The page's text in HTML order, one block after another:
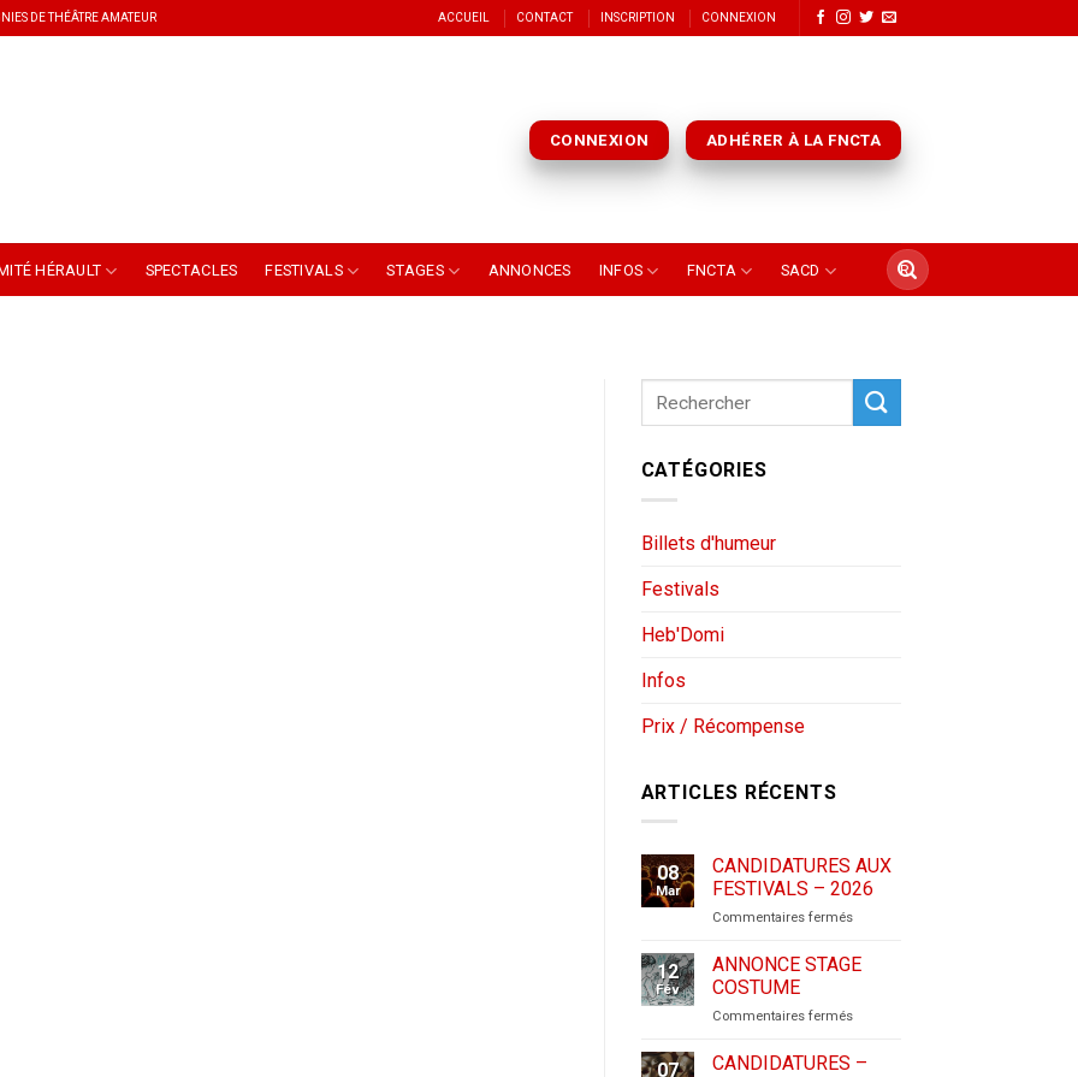
DE THÉÂTRE AMATEUR ACCUEIL CONTACT INSCRIPTION CONNEXION
CONNEXION ADHÉRER À LA FNCTA
HÉRAULT SPECTACLES FESTIVALS STAGES ANNONCES INFOS FNCTA SACD
CATÉGORIES
Billets d'humeur
Festivals
Heb'Domi
Infos
Prix / Récompense
ARTICLES RÉCENTS
08
Mar
CANDIDATURES AUX
FESTIVALS – 2026
Commentaires ferméssur
AUX
2026
12
Fév
ANNONCE STAGE
COSTUME
Commentaires ferméssur
07
CANDIDATURES –